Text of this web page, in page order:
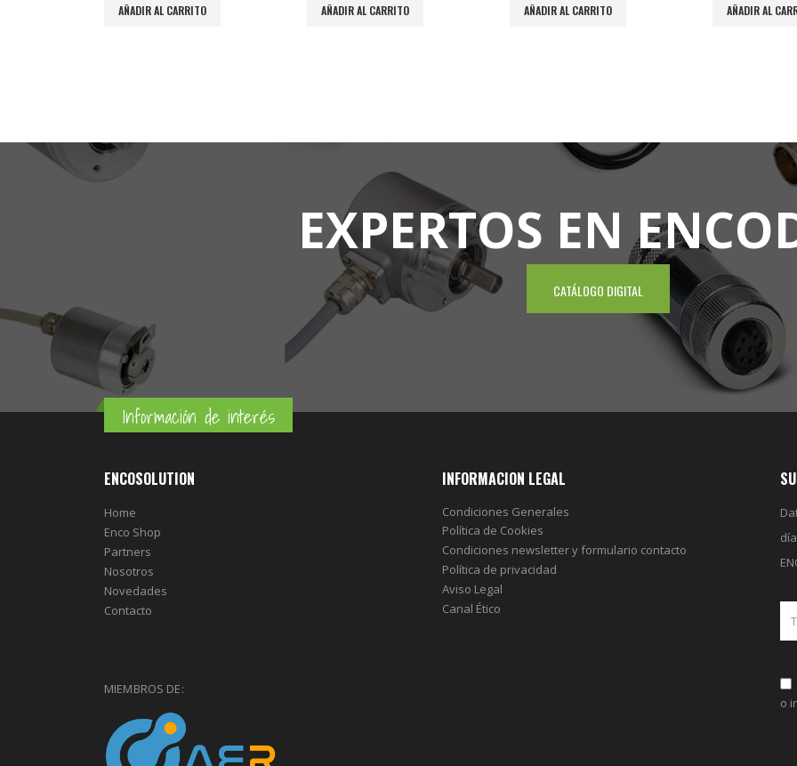
AÑADIR AL CARRITO AÑADIR AL CARRITO AÑADIR AL CARRITO AÑADIR AL
EXPERTOS EN
CATÁLOGO DIGITAL
Información de interés
ENCOSOLUTION
Home
Enco Shop
Partners
Nosotros
Novedades
Contacto
MIEMBROS DE:
INFORMACION LEGAL
Condiciones Generales
Política de Cookies
Condiciones newsletter y formulario contacto
Política de privacidad
Aviso Legal
Canal Ético
o